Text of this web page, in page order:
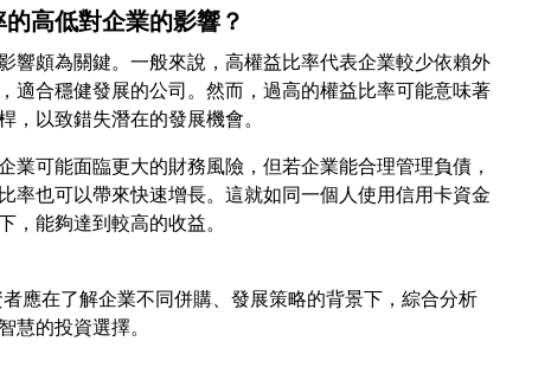
高低對企業的影響？
響頗為關鍵。一般來說，高權益比率代表企業較少依賴外
適合穩健發展的公司。然而，過高的權益比率可能意味著
業可能面臨更大的財務風險，但若企業能合理管理負債，
率也可以帶來快速增長。這就如同一個人使用信用卡資金
應在了解企業不同併購、發展策略的背景下，綜合分析